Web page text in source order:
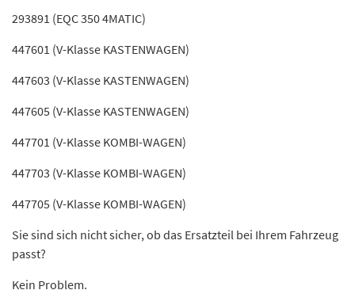
293891 (EQC 350 4MATIC)
447601 (V-Klasse KASTENWAGEN)
447603 (V-Klasse KASTENWAGEN)
447605 (V-Klasse KASTENWAGEN)
447701 (V-Klasse KOMBI-WAGEN)
447703 (V-Klasse KOMBI-WAGEN)
447705 (V-Klasse KOMBI-WAGEN)
Sie sind sich nicht sicher, ob das Ersatzteil bei Ihrem Fahrzeug
passt?
Kein Problem.